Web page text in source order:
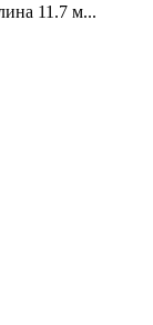
11.7 м...